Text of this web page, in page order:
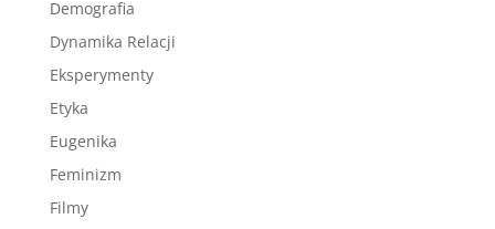
Demografia
Dynamika Relacji
Eksperymenty
Etyka
Eugenika
Feminizm
Filmy